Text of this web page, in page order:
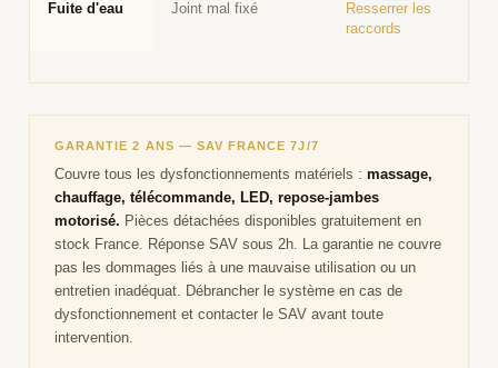
Fuite d'eau Joint mal fixé
Resserrer les
raccords
GARANTIE 2 ANS — SAV FRANCE 7J/7
Couvre tous les dysfonctionnements matériels : massage,
chauffage, télécommande, LED, repose-jambes
motorisé. Pièces détachées disponibles gratuitement en
stock France. Réponse SAV sous 2h. La garantie ne couvre
pas les dommages liés à une mauvaise utilisation ou un
entretien inadéquat. Débrancher le système en cas de
dysfonctionnement et contacter le SAV avant toute
intervention.